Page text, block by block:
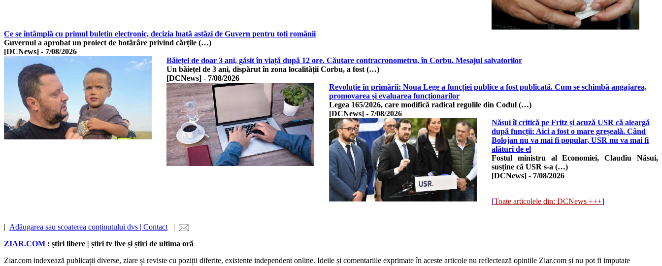
Ce se întâmplă cu primul buletin electronic, decizia luată astăzi de Guvern pentru toți românii
Guvernul a aprobat un proiect de hotărâre privind cărțile (…)
[DCNews] - 7/08/2026
Băiețel de doar 3 ani, găsit în viață după 12 ore. Căutare contracronometru, în Corbu. Mesajul salvatorilor
Un băiețel de 3 ani, dispărut în zona localității Corbu, a fost (…)
[DCNews] - 7/08/2026
Revoluție în primării: Noua Lege a funcției publice a fost publicată. Cum se schimbă angajarea,
promovarea și evaluarea funcționarilor
Legea 165/2026, care modifică radical regulile din Codul (…)
[DCNews] - 7/08/2026
Năsui îl critică pe Fritz și acuză USR că aleargă
după funcții: Aici a fost o mare greșeală. Când
Bolojan nu va mai fi popular, USR nu va mai fi
alături de el
Fostul ministru al Economiei, Claudiu Năsui,
susține că USR s-a (…)
[DCNews] - 7/08/2026
[Toate articolele din: DCNews +++]
| Adăugarea sau scoaterea conținutului dvs | Contact |
ZIAR.COM : știri libere | știri tv live și știri de ultima oră
Ziar.com indexează publicații diverse, ziare și reviste cu poziții diferite, existente independent online. Ideile și comentariile exprimate în aceste articole nu reflectează opiniile Ziar.com și nu pot fi imputate